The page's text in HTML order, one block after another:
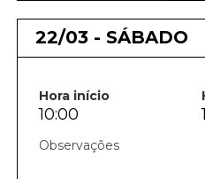
22/03 - SÁBADO
Hora início
10:00